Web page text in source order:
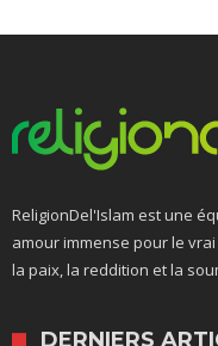
ReligionDel'Islam est une
amour immense pour le
la paix, la reddition et la
DERNIERS